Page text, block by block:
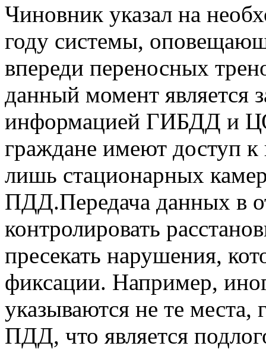
Чиновник указал на
году системы,
впереди переносных
данный момент является
информацией ГИБДД и
граждане имеют доступ
лишь стационарных
ПДД.Передача данных в
контролировать
пресекать нарушения,
фиксации. Например,
указываются не те
ПДД, что является